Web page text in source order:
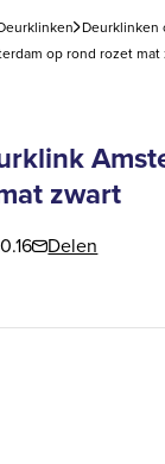
Deurklinken
op rond rozet mat
zwart
Delen